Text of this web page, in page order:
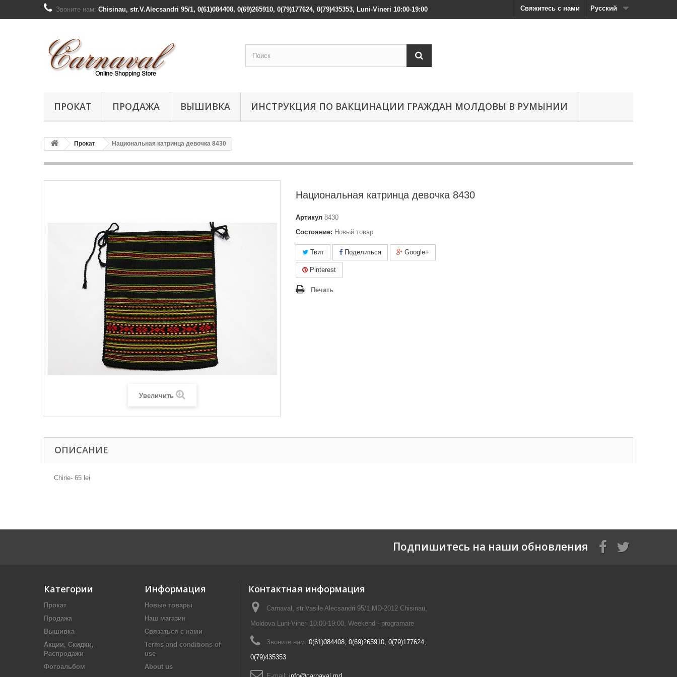
Русский
Свяжитесь с нами
Звоните нам: Chisinau, str.V.Alecsandri 95/1, 0(61)084408, 0(69)265910, 0(79)177624, 0(79)435353, Luni-Vineri 10:00-19:00
ПРОКАТ ПРОДАЖА ВЫШИВКА ИНСТРУКЦИЯ ПО ВАКЦИНАЦИИ ГРАЖДАН МОЛДОВЫ В РУМЫНИИ
Прокат Национальная катринца девочка 8430
Увеличить
Национальная катринца девочка 8430
Артикул 8430
Состояние: Новый товар
Твит Поделиться Google+
Pinterest
Печать
ОПИСАНИЕ
Chirie- 65 lei
Подпишитесь на наши обновления
Категории
Прокат
Продажа
Вышивка
Акции, Скидки,
Распродажи
Фотоальбом
Информация
Новые товары
Наш магазин
Связаться с нами
Terms and conditions of
use
About us
Контактная информация
Carnaval, str.Vasile Alecsandri 95/1 MD-2012 Chisinau,
Moldova Luni-Vineri 10:00-19:00, Weekend - programare
Звоните нам: 0(61)084408, 0(69)265910, 0(79)177624,
0(79)435353